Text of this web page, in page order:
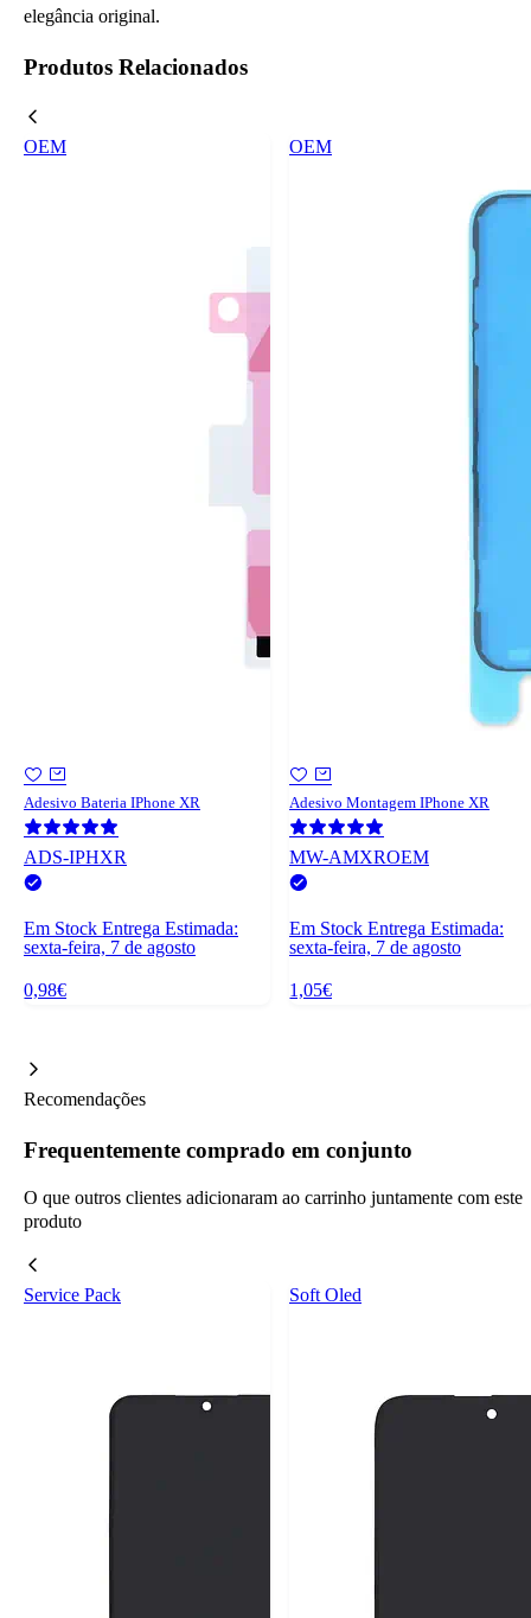
elegância original.
Produtos Relacionados
OEM
Adesivo Bateria IPhone XR
ADS-IPHXR
Em Stock Entrega Estimada:
sexta-feira, 7 de agosto
0,98€
OEM
Adesivo Montagem IPhone XR
MW-AMXROEM
Em Stock Entrega Estimada:
sexta-feira, 7 de agosto
1,05€
Recomendações
Frequentemente comprado em conjunto
O que outros clientes adicionaram ao carrinho juntamente com este
produto
Service Pack Soft Oled